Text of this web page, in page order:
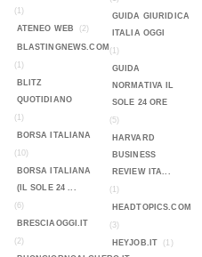
(1)
ATENEO WEB
(2)
BLASTINGNEWS.COM
(1)
BLITZ
QUOTIDIANO
(1)
BORSA ITALIANA
(10)
BORSA ITALIANA
(IL SOLE 24 ...
(6)
BRESCIAOGGI.IT
(2)
GUIDA GIURIDICA
ITALIA OGGI
(1)
GUIDA
NORMATIVA IL
SOLE 24 ORE
(5)
HARVARD
BUSINESS
REVIEW ITA...
(1)
HEADTOPICS.COM
(3)
HEYJOB.IT
(1)